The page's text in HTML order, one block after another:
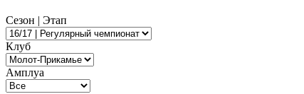
Сезон | Этап
Клуб
Амплуа